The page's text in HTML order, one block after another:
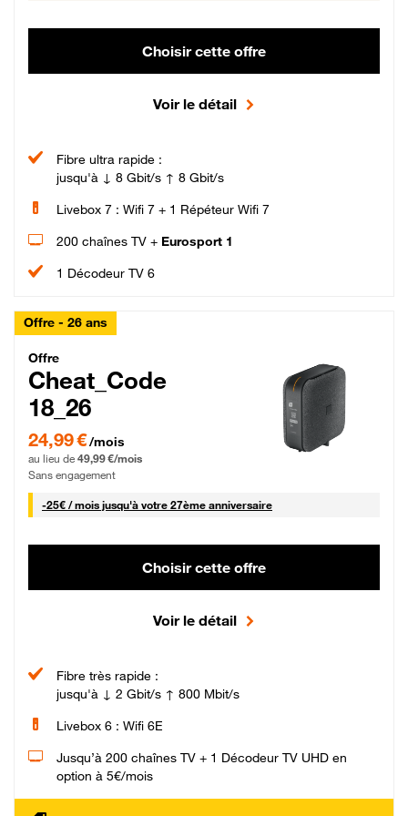
Choisir cette offre
Voir le détail
Fibre ultra rapide :
jusqu'à ↓ 8 Gbit/s ↑ 8 Gbit/s
Livebox 7 : Wifi 7 + 1 Répéteur Wifi 7
200 chaînes TV + Eurosport 1
1 Décodeur TV 6
Offre - 26 ans
Cheat_Code Fibre_18_26
Offre
Cheat_Code
18_26
24,99 € par mois pendant 0 mois puis 49,99 € par mois, Sans engagement
24,99 €/mois
au lieu de 49,99 €/mois
Sans engagement
-25€ / mois25 € par mois
jusqu'à votre 27ème anniversaire
Choisir cette offre
Voir le détail
Fibre très rapide :
jusqu'à ↓ 2 Gbit/s ↑ 800 Mbit/s
Livebox 6 : Wifi 6E
Jusqu’à 200 chaînes TV + 1 Décodeur TV UHD en
option à 5€/mois